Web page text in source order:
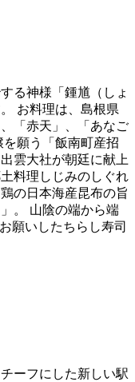
る神様「鍾馗（しょ
お料理は、島根県
「赤天」、「あなご
願う「飯南町産招
雲大社が朝廷に献上
料理しじみのしぐれ
の日本海産昆布の旨
。 山陰の端から端
願いしたちらし寿司
ーフにした新しい駅